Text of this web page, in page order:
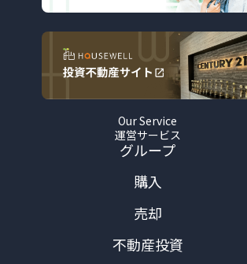
Our Service
運営サービス
グループ
購入
売却
不動産投資